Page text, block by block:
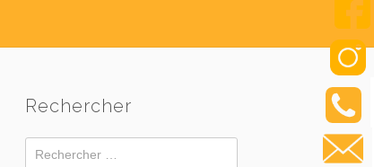
Rechercher